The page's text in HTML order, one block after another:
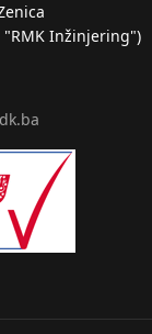
"RMK Inžinjering")